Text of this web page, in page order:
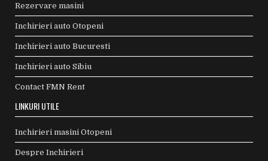
Rezervare masini
Inchirieri auto Otopeni
Inchirieri auto Bucuresti
Inchirieri auto Sibiu
Contact FMN Rent
LINKURI UTILE
Inchirieri masini Otopeni
Despre Inchirieri